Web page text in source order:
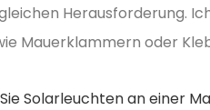
Herausforderung.
Mauerklammern oder
Solarleuchten an einer